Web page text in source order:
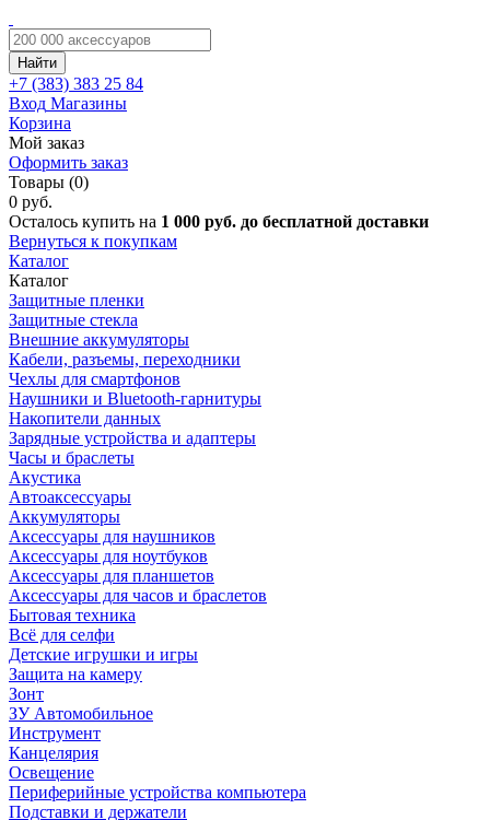
Найти
+7 (383) 383 25 84
Вход Магазины
Корзина
Мой заказ
Оформить заказ
Товары (0)
0 руб.
Осталось купить на 1 000 руб. до бесплатной доставки
Вернуться к покупкам
Каталог
Каталог
Защитные пленки
Защитные стекла
Внешние аккумуляторы
Кабели, разъемы, переходники
Чехлы для смартфонов
Наушники и Bluetooth-гарнитуры
Накопители данных
Зарядные устройства и адаптеры
Часы и браслеты
Акустика
Автоаксессуары
Аккумуляторы
Аксессуары для наушников
Аксессуары для ноутбуков
Аксессуары для планшетов
Аксессуары для часов и браслетов
Бытовая техника
Всё для селфи
Детские игрушки и игры
Защита на камеру
Зонт
ЗУ Автомобильное
Инструмент
Канцелярия
Освещение
Периферийные устройства компьютера
Подставки и держатели